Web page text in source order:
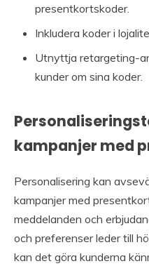
presentkortskoder.
Inkludera koder i
Utnyttja retargeting-
kunder om sina koder.
kampanjer med
Personalisering kan
kampanjer med
meddelanden och
och preferenser leder till
kan det göra kunderna